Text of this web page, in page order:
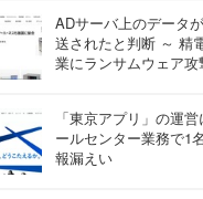
ADサーバ上のデータ
送されたと判断 ～ 精
業にランサムウェア攻
「東京アプリ」の運
ールセンター業務で1
報漏えい